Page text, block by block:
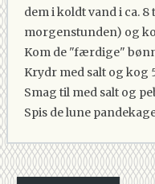
dem i koldt vand i ca.
morgenstunden) og
Kom de "færdige"
Krydr med salt og kog
Smag til med salt og
Spis de lune